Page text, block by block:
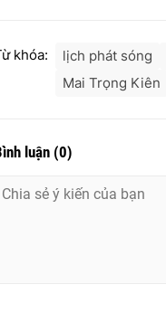
khóa: lịch phát sóng
Mai Trọng Kiên
luận (0)